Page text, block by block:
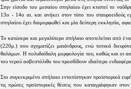
Στην είσοδο του μεσαίου σπηλαίου έχει κτιστεί το
13ο - 14ο αι. και ανήκει στον τύπο του σταυροειδούς
σπηλαίου έχει διαμορφωθεί και μία δεύτερη εκκλησία,
Το κατώτερο και μεγαλύτερο σπήλαιο αποτελείται από
(220μ.) που σχηματίζει μαιάνδρους, ενώ τοπικά
θαλάμων. Η πολυδαίδαλη μορφολογία του, καθώς και οι
του νερού ασβεστόλιθο του προσδίδουν ιδιαίτερο
Στο συγκεκριμένο σπήλαιο εντοπίστηκαν προϊστορικά
τις πρώτες προϊστορικές θέσεις που καταγράφηκαν